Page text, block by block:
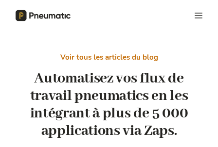
Voir tous les articles du blog
Automatisez vos flux de
travail pneumatics en les
intégrant à plus de 5 000
applications via Zaps.